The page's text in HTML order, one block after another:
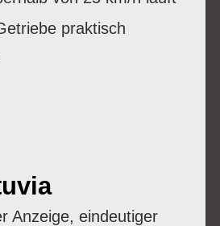
praktisch
Anzeige, eindeutiger